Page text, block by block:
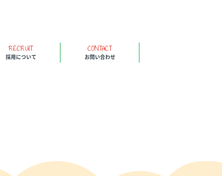
RECRUIT
採用について
CONTACT
お問い合わせ